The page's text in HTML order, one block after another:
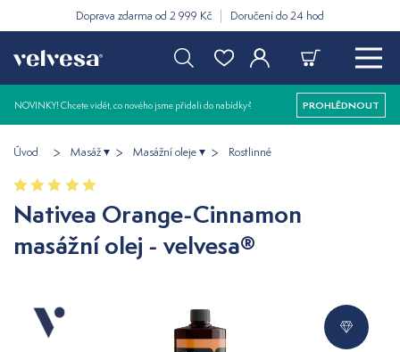
Doprava zdarma od 2 999 Kč Doručení do 24 hod
NOVINKY! Chcete vidět, co nového jsme přidali do nabídky? PROHLÉDNOUT
Úvod Masáž Masážní oleje Rostlinné
Nativea Orange-Cinnamon
masážní olej - velvesa®